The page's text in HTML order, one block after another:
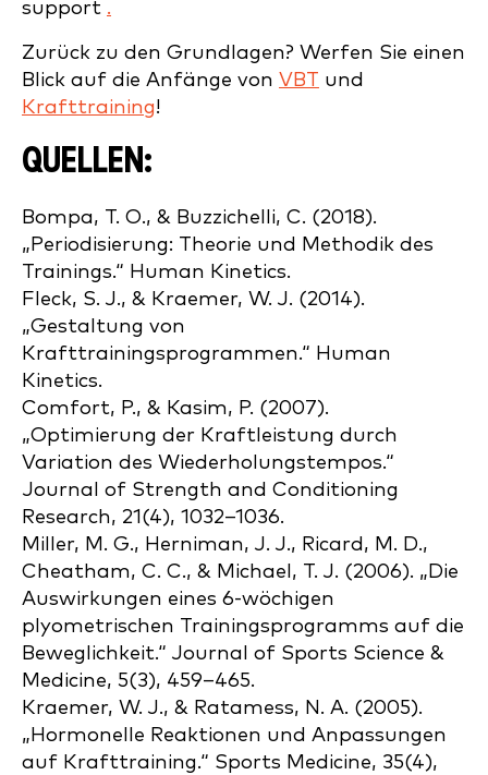
support .
Zurück zu den Grundlagen? Werfen Sie einen
Blick auf die Anfänge von VBT und
Krafttraining!
QUELLEN:
Bompa, T. O., & Buzzichelli, C. (2018).
„Periodisierung: Theorie und Methodik des
Trainings.“ Human Kinetics.
Fleck, S. J., & Kraemer, W. J. (2014).
„Gestaltung von
Krafttrainingsprogrammen.“ Human
Kinetics.
Comfort, P., & Kasim, P. (2007).
„Optimierung der Kraftleistung durch
Variation des Wiederholungstempos.“
Journal of Strength and Conditioning
Research, 21(4), 1032–1036.
Miller, M. G., Herniman, J. J., Ricard, M. D.,
Cheatham, C. C., & Michael, T. J. (2006). „Die
Auswirkungen eines 6-wöchigen
plyometrischen Trainingsprogramms auf die
Beweglichkeit.“ Journal of Sports Science &
Medicine, 5(3), 459–465.
Kraemer, W. J., & Ratamess, N. A. (2005).
„Hormonelle Reaktionen und Anpassungen
auf Krafttraining.“ Sports Medicine, 35(4),